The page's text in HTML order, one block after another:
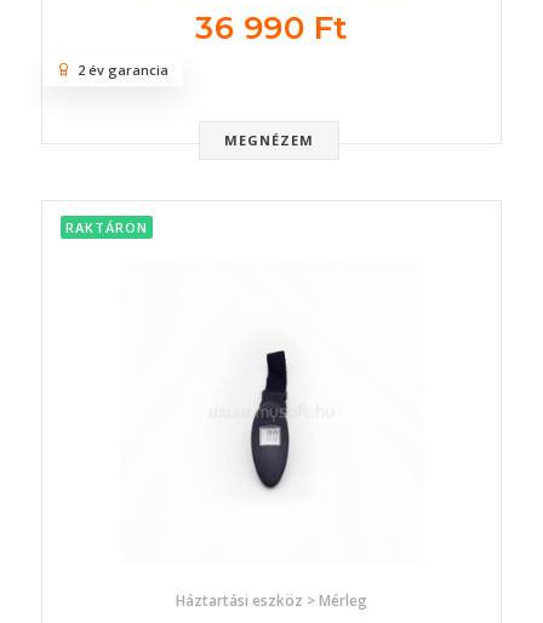
36 990 Ft
MEGNÉZEM
2 év garancia
RAKTÁRON
Háztartási eszköz > Mérleg